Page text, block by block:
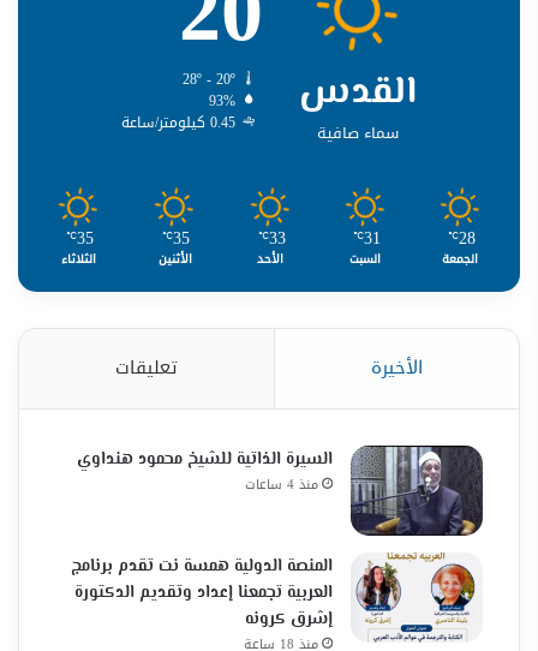
القدس
سماء صافية
28º - 20º
93%
0.45 كيلومتر/ساعة
28
℃
الجمعة
31
℃
السبت
33
℃
الأحد
35
℃
الأثنين
35
℃
الثلاثاء
الأخيرة تعليقات
السيرة الذاتية للشيخ محمود هنداوي
منذ 4 ساعات
المنصة الدولية همسة نت تقدم برنامج
العربية تجمعنا إعداد وتقديم الدكتورة
إشرق كرونه
منذ 18 ساعة